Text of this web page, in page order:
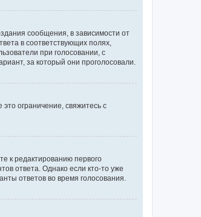
сообщения, в зависимости от
в соответствующих полях,
при голосовании, с
за который они проголосовали.
ограничение, свяжитесь с
к редактированию первого
ответа. Однако если кто-то уже
ответов во время голосования.